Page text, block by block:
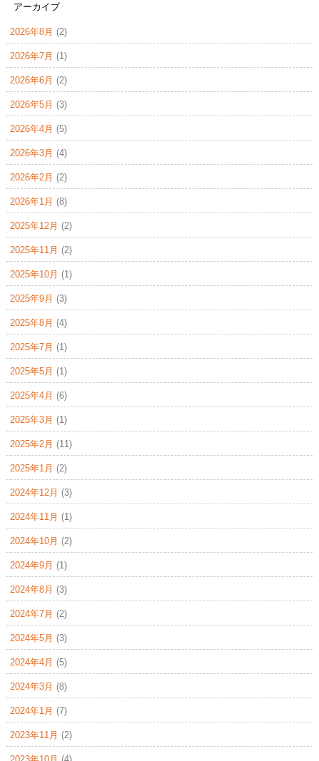
アーカイブ
2026年8月 (2)
2026年7月 (1)
2026年6月 (2)
2026年5月 (3)
2026年4月 (5)
2026年3月 (4)
2026年2月 (2)
2026年1月 (8)
2025年12月 (2)
2025年11月 (2)
2025年10月 (1)
2025年9月 (3)
2025年8月 (4)
2025年7月 (1)
2025年5月 (1)
2025年4月 (6)
2025年3月 (1)
2025年2月 (11)
2025年1月 (2)
2024年12月 (3)
2024年11月 (1)
2024年10月 (2)
2024年9月 (1)
2024年8月 (3)
2024年7月 (2)
2024年5月 (3)
2024年4月 (5)
2024年3月 (8)
2024年1月 (7)
2023年11月 (2)